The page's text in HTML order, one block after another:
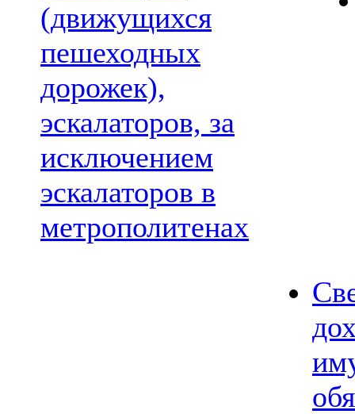
(движущихся
пешеходных
дорожек),
эскалаторов, за
исключением
эскалаторов в
метрополитенах